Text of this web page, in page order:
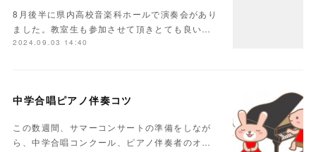
8月後半に県内高校音楽科ホールで演奏会があり
ました。教室生も参加させて頂きとても良い…
2024.09.03 14:40
中学合唱ピアノ伴奏コツ
この数週間、サマーコンサートの準備をしなが
ら、中学合唱コンクール、ピアノ伴奏者のオ…